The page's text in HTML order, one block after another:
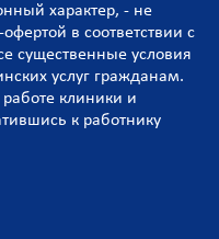
характер, - не
в соответствии с
существенные условия
услуг гражданам.
клиники и
к работнику